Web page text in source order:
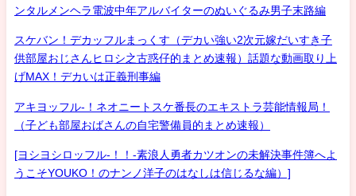
ンタルメンヘラ電波中年アルバイターのぬいぐるみ男子末路編
スケバン！デカッフルまっくす（デカい強い2次元嫁だいすき子
供部屋おじさんヒロシ之古惑仔的まとめ速報）話題な動画取り上
げMAX！デカいは正義刑事編
アキヨッフル-！ネオニートスケ番長のエキストラ芸能情報局！
（子ども部屋おばさんの自宅警備員的まとめ速報）
[ヨシヨシロッフル-！！-素浪人勇者カツオンの未解決事件簿へよ
うこそYOUKO！のナンノ洋子のはなしは信じるな編）]